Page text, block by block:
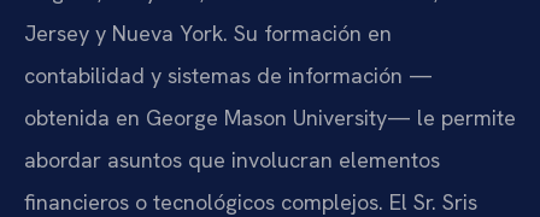
Jersey y Nueva York. Su formación en
contabilidad y sistemas de información —
obtenida en George Mason University— le permite
abordar asuntos que involucran elementos
financieros o tecnológicos complejos. El Sr. Sris